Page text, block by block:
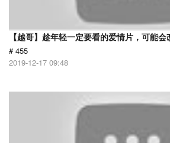
【越哥】趁年轻一定要看的爱情片，可能会
# 455
2019-12-17 09:48